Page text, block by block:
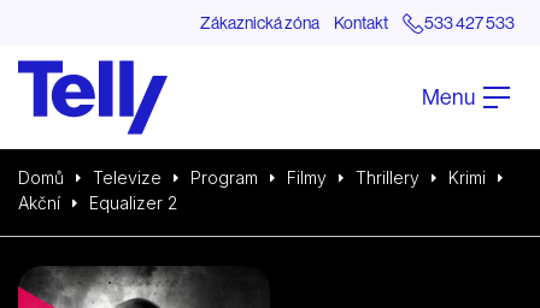
Zákaznická zóna Kontakt 533 427 533
Menu
Domů Televize Program Filmy Thrillery
Krimi
Akční
Equalizer 2